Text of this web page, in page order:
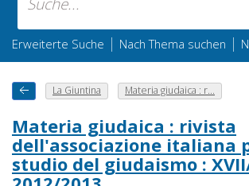
Erweiterte Suche | Nach Thema suchen |
La Giuntina Materia giudaica : r...
Materia giudaica : rivista
dell'associazione italiana
studio del giudaismo :